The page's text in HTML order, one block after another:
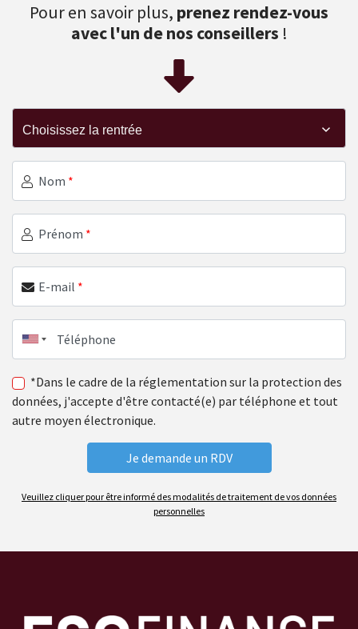
Pour en savoir plus, prenez rendez-vous
avec l'un de nos conseillers !
Nom *
Prénom *
E-mail *
Téléphone
*Dans le cadre de la réglementation sur la protection des
données, j'accepte d'être contacté(e) par téléphone et tout
autre moyen électronique.
Veuillez cliquer pour être informé des modalités de traitement de vos données
personnelles